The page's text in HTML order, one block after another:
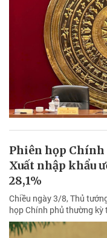
Phiên họp
Xuất nhập khẩu
28,1%
Chiều ngày 3/8, Thủ
họp Chính phủ thường